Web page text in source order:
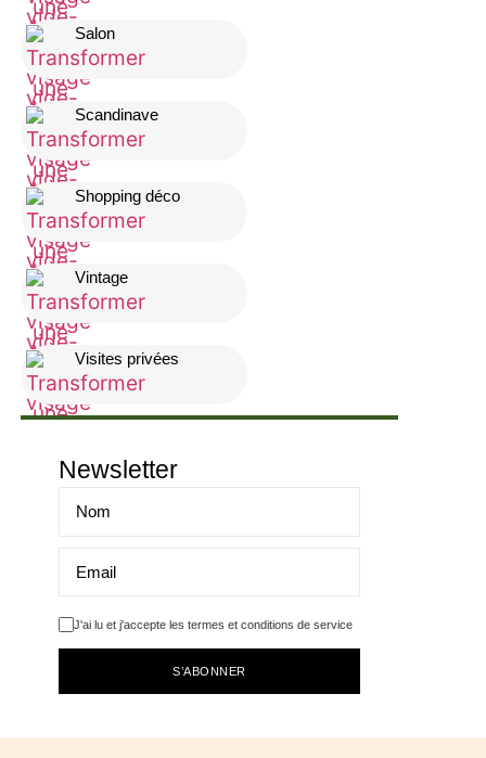
Salon
Scandinave
Shopping déco
Vintage
Visites privées
Newsletter
J'ai lu et j'accepte les termes et conditions de service
S’ABONNER